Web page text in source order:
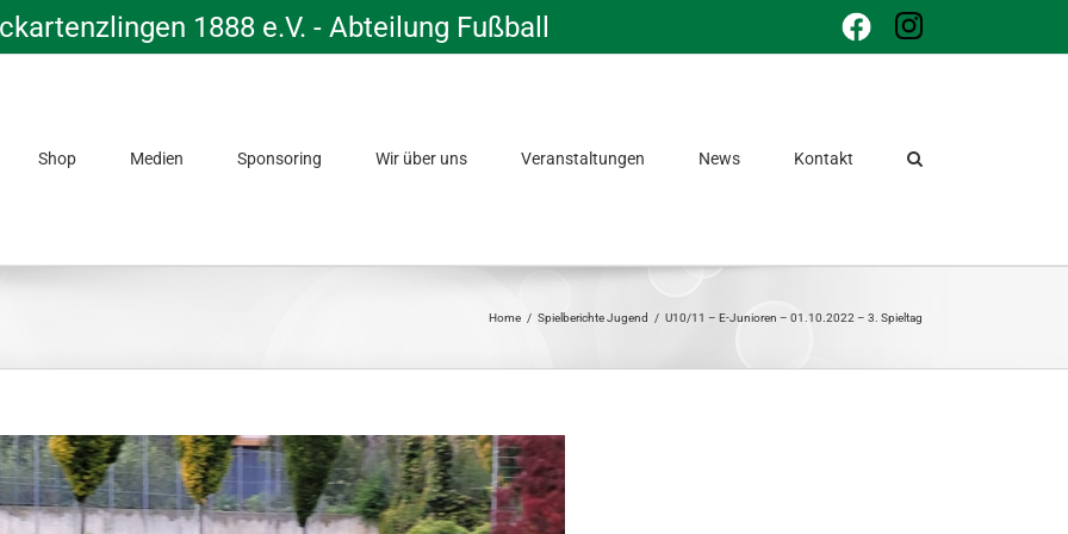
1888 e.V. - Abteilung Fußball FacebookInstagram
Shop Medien Sponsoring Wir über uns Veranstaltungen News Kontakt
Home / Spielberichte Jugend / U10/11 – E-Junioren – 01.10.2022 – 3. Spieltag